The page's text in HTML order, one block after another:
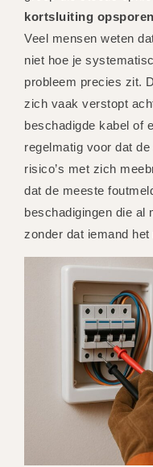
kortsluiting opsporen
Veel mensen weten
niet hoe je
probleem precies zit.
zich vaak verstopt
beschadigde kabel of
regelmatig voor dat
risico’s met zich
dat de meeste
beschadigingen die al
zonder dat iemand het